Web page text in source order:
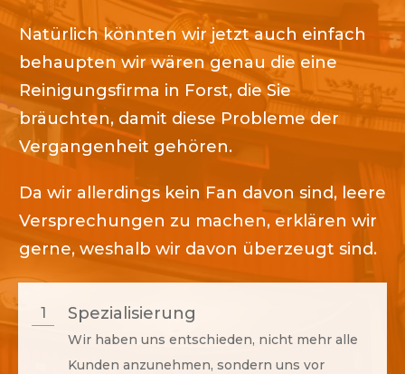
Natürlich könnten wir jetzt auch einfach
behaupten wir wären genau die eine
Reinigungsfirma in Forst, die Sie
bräuchten, damit diese Probleme der
Vergangenheit gehören.
Da wir allerdings kein Fan davon sind, leere
Versprechungen zu machen, erklären wir
gerne, weshalb wir davon überzeugt sind.
1 Spezialisierung
Wir haben uns entschieden, nicht mehr alle
Kunden anzunehmen, sondern uns vor